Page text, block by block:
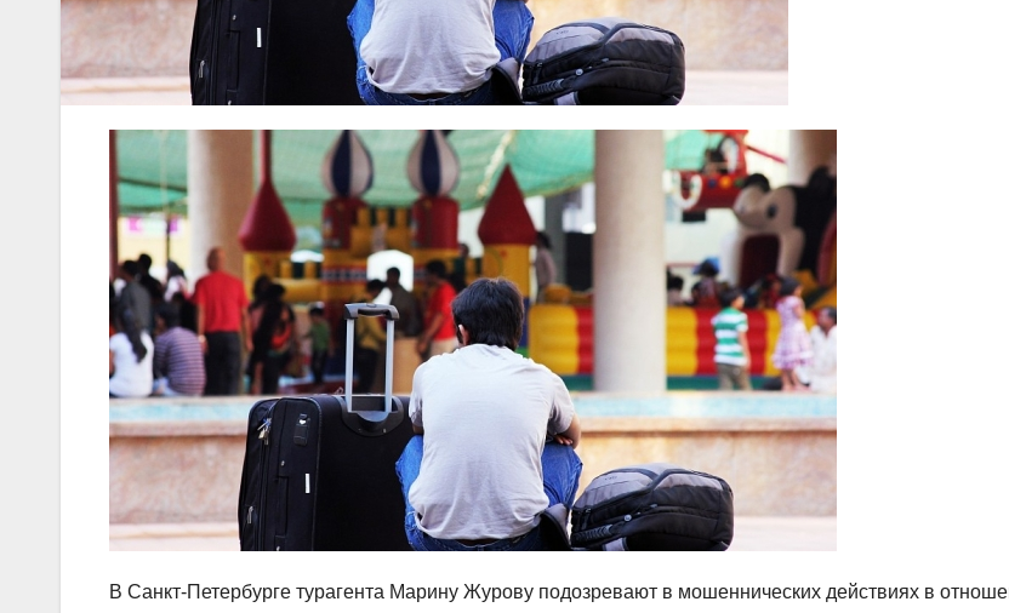
В Санкт-Петербурге турагента Марину Журову подозревают в мошеннических действиях в